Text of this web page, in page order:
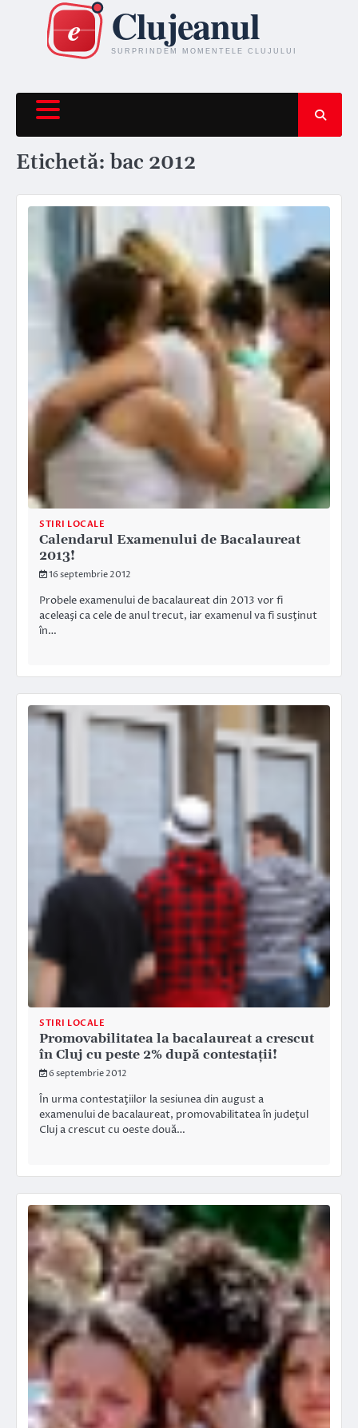
content
Etichetă:bac 2012
STIRI LOCALE
Calendarul Examenului de Bacalaureat
2013!
16 septembrie 2012
Probele examenului de bacalaureat din 2013 vor fi
aceleaşi ca cele de anul trecut, iar examenul va fi susţinut
în…
STIRI LOCALE
Promovabilitatea la bacalaureat a crescut
în Cluj cu peste 2% după contestaţii!
6 septembrie 2012
În urma contestaţiilor la sesiunea din august a
examenului de bacalaureat, promovabilitatea în judeţul
Cluj a crescut cu oeste două…